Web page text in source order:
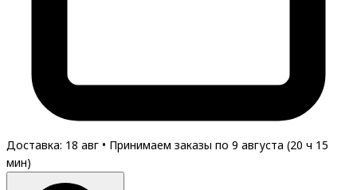
Доставка: 18 авг • Принимаем заказы по 9 августа (20 ч 15
мин)